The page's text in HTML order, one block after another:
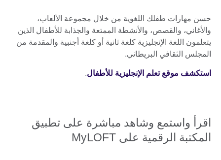
حسن مهارات طفلك اللغوية من خلال مجموعة الألعاب،
والأغاني، والقصص، والأنشطة الممتعة والجذابة للأطفال الذين
يتعلمون اللغة الإنجليزية كلغة ثانية أو كلغة أجنبية والمقدمة من
المجلس الثقافي البريطاني.
استكشف موقع تعلم الإنجليزية للأطفال.
اقرأ واستمع وشاهد مباشرة على تطبيق
المكتبة الرقمية على MyLOFT